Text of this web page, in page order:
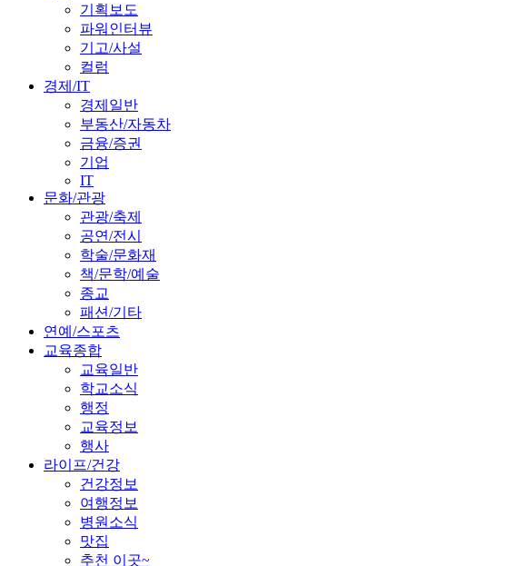
기획보도
파워인터뷰
기고/사설
컬럼
경제/IT
경제일반
부동산/자동차
금융/증권
기업
IT
문화/관광
관광/축제
공연/전시
학술/문화재
책/문학/예술
종교
패션/기타
연예/스포츠
교육종합
교육일반
학교소식
행정
교육정보
행사
라이프/건강
건강정보
여행정보
병원소식
맛집
추천 이곳~